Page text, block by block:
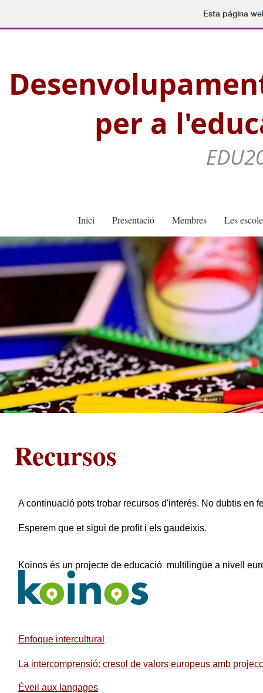
Esta página
per a
Inici Presentació Membres Les
Recursos
A continuació pots trobar recursos d'interés. No dubtis en
Esperem que et sigui de profit i els gaudeixis.
Koinos és un projecte de educació multilingüe a nivell
Enfoque intercultural
La intercomprensió: cresol de valors europeus amb
Éveil aux langages